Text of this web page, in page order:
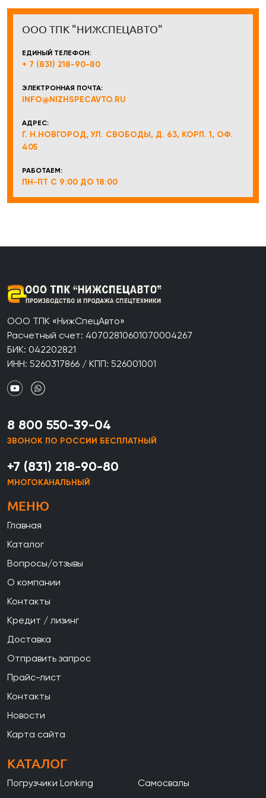
ООО ТПК "НИЖСПЕЦАВТО"
ЕДИНЫЙ ТЕЛЕФОН:
+ 7 (831) 218-90-80
ЭЛЕКТРОННАЯ ПОЧТА:
INFO@NIZHSPECAVTO.RU
АДРЕС:
Г. Н.НОВГОРОД, УЛ. СВОБОДЫ, Д. 63, КОРП. 1, ОФ.
405
РАБОТАЕМ:
ПН-ПТ С 9:00 ДО 18:00
ООО ТПК «НижСпецАвто»
Расчетный счет: 40702810601070004267
БИК: 042202821
ИНН: 5260317866 / КПП: 526001001
8 800 550-39-04
ЗВОНОК ПО РОССИИ БЕСПЛАТНЫЙ
+7 (831) 218-90-80
МНОГОКАНАЛЬНЫЙ
МЕНЮ
Главная
Каталог
Вопросы/отзывы
О компании
Контакты
Кредит / лизинг
Доставка
Отправить запрос
Прайс-лист
Контакты
Новости
Карта сайта
КАТАЛОГ
Погрузчики Lonking
Самосвалы